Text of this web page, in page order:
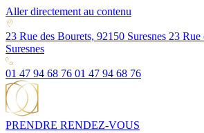
Aller directement au contenu
23 Rue des Bourets, 92150 Suresnes 23 Rue
Suresnes
01 47 94 68 76 01 47 94 68 76
PRENDRE RENDEZ-VOUS